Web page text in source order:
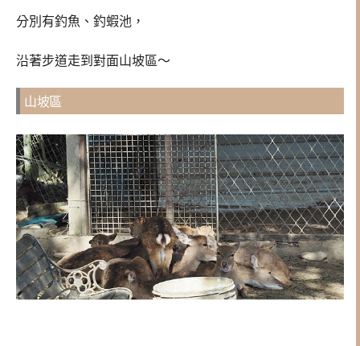
分別有釣魚、釣蝦池，
沿著步道走到對面山坡區～
山坡區